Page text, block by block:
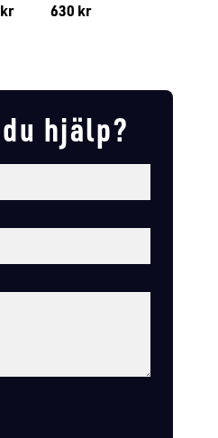
kr
630 kr
hjälp?